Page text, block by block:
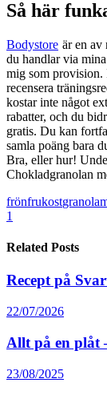
Så här
Bodystore är en av
du handlar via
mig som provision.
recensera
kostar inte något
rabatter, och du
gratis. Du kan
samla poäng bara
Bra, eller hur!
Chokladgranolan
frönfrukostgranola
1
Related Posts
Recept på
22/07/2026
Allt på en plåt
23/08/2025